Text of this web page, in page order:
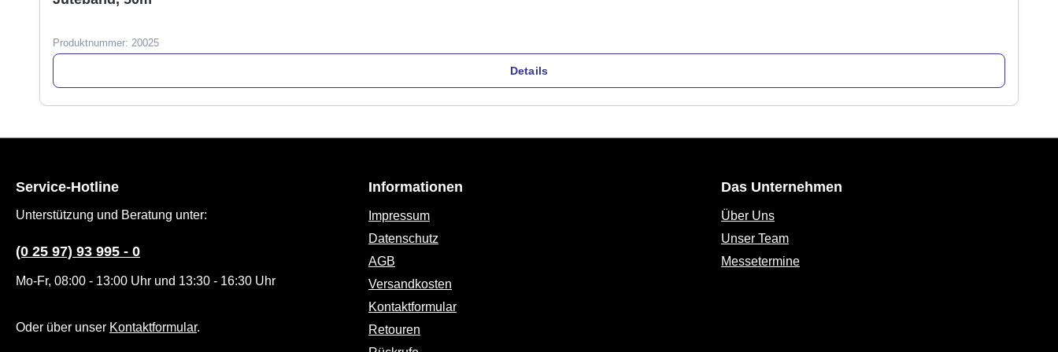
Produktnummer: 20025
Details
Service-Hotline
Unterstützung und Beratung unter:
(0 25 97) 93 995 - 0
Mo-Fr, 08:00 - 13:00 Uhr und 13:30 - 16:30 Uhr
Oder über unser Kontaktformular.
Informationen
Impressum
Datenschutz
AGB
Versandkosten
Kontaktformular
Retouren
Das Unternehmen
Über Uns
Unser Team
Messetermine